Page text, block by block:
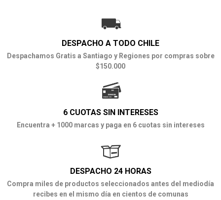
DESPACHO A TODO CHILE
Despachamos Gratis a Santiago y Regiones por compras sobre
$150.000
6 CUOTAS SIN INTERESES
Encuentra + 1000 marcas y paga en 6 cuotas sin intereses
DESPACHO 24 HORAS
Compra miles de productos seleccionados antes del mediodía
recibes en el mismo día en cientos de comunas